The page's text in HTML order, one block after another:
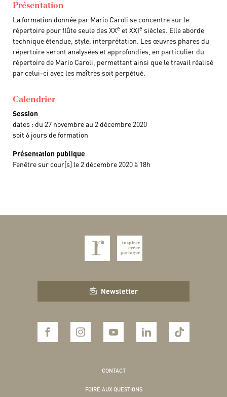
Présentation
La formation donnée par Mario Caroli se concentre sur le
répertoire pour flûte seule des XXe et XXIe siècles. Elle aborde
technique étendue, style, interprétation. Les œuvres phares du
répertoire seront analysées et approfondies, en particulier du
répertoire de Mario Caroli, permettant ainsi que le travail réalisé
par celui-ci avec les maîtres soit perpétué.
Calendrier
Session
dates : du 27 novembre au 2 décembre 2020
soit 6 jours de formation
Présentation publique
Fenêtre sur cour[s] le 2 décembre 2020 à 18h
Newsletter
CONTACT
FOIRE AUX QUESTIONS